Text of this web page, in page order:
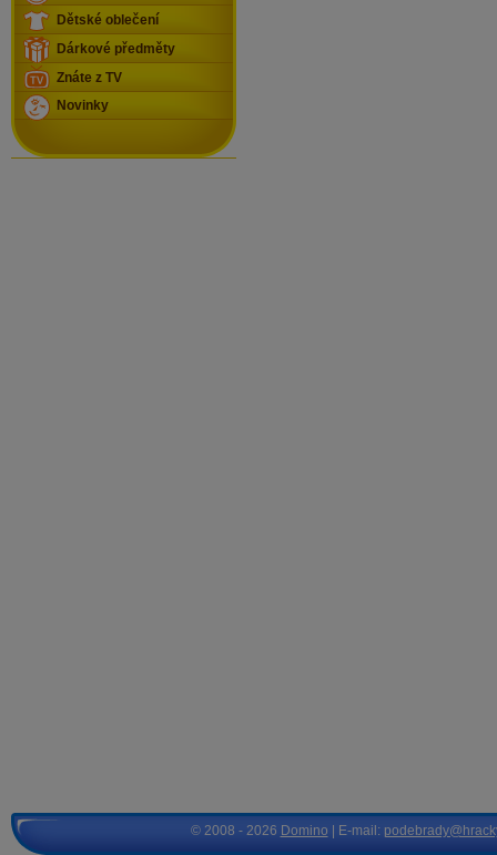
Dětské oblečení
Dárkové předměty
Znáte z TV
Novinky
© 2008 - 2026 Domino | E-mail: